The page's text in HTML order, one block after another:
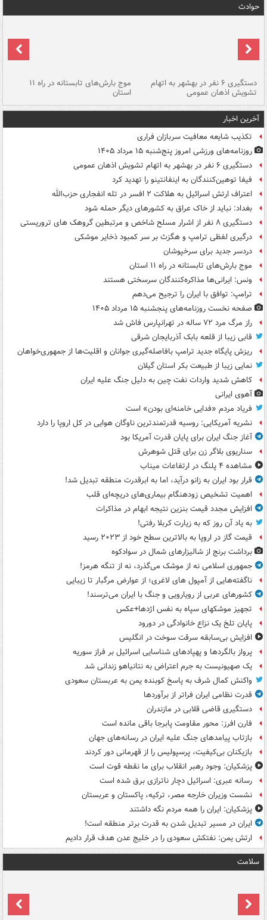
حوادث
دستگیری ۶ نفر در بهشهر به اتهام
تشویش اذهان عمومی
موج بارش‌های تابستانه در راه ۱۱
استان
آخرین اخبار
تکذیب شایعه معافیت سربازان فراری
روزنامه‌های ورزشی امروز پنج‌شنبه ۱۵ مرداد ۱۴۰۵
دستگیری ۶ نفر در بهشهر به اتهام تشویش اذهان عمومی
فیفا توهین‌کنندگان به اینفانتینو را تهدید کرد
اعتراف ارتش اسرائیل به هلاکت ۲ افسر در تله انفجاری حزب‌الله
بغداد: نباید از خاک عراق به کشورهای دیگر حمله شود
دستگیری ۸ نفر از اشرار مسلح شاخص و مرتبطین گروهک های تروریستی
درگیری لفظی ترامپ و هگزث بر سر کمبود ذخایر موشکی
دردسر جدید برای سرخپوشان
موج بارش‌های تابستانه در راه ۱۱ استان
ونس: ایرانی‌ها مذاکره‌کنندگان سرسختی هستند
ترامپ: توافق با ایران را ترجیح می‌دهم
صفحه نخست روزنامه‌های پنجشنبه ۱۵ مرداد ۱۴۰۵
راز مرگ مرد ۷۲ ساله در تهرانپارس فاش شد
قابی زیبا از قلعه بابک آذربایجان شرقی
ریزش پایگاه جدید ترامپ بافاصله‌گیری جوانان و اقلیت‌ها از جمهوری‌خواهان
نمایی زیبا از طبیعت بکر استان گیلان
کاهش شدید واردات نفت چین به دلیل جنگ علیه ایران
آهوی ایرانی
فریاد مردم «فدایی خامنه‌ای بودن» است
نشریه آمریکایی: روسیه قدرتمندترین ناوگان هوایی در کل اروپا را دارد
آغاز جنگ ایران برای پایان قدرت آمریکا بود
سناریوی بلاگر زن برای قتل شوهرش
مشاهده ۴ پلنگ در ارتفاعات میناب
قرار بود ایران به زانو درآید، اما به ابرقدرت منطقه تبدیل شد!
اهمیت تشخیص زودهنگام بیماری‌های دریچه‌ای قلب
افزایش مجدد قیمت بنزین نتیجه ابهام در مذاکرات
به یاد آن روز که به زیارت کربلا رفتی!
قیمت گاز در اروپا به بالاترین سطح خود از ۲۰۲۳ رسید
برداشت برنج از شالیزارهای شمال در سوادکوه
جمهوری اسلامی نه از موشک می‌گذرد، نه از تنگه هرمز!
ناگفته‌هایی از آمپول های لاغری؛ از عوارض مرگبار تا زیبایی
کشورهای عربی از رویارویی و جنگ با ایران می‌ترسند!
تجهیز موشکهای سپاه به نفس اژدها+عکس
پایان تلخ یک نزاع خانوادگی در دورود
افزایش بی‌سابقه سرقت سوخت در انگلیس
پرواز بالگردها و پهپادهای شناسایی اسرائیل بر فراز سوریه
یک صهیونیست به جرم اعتراض به نتانیاهو زندانی شد
واکنش کمال شرف به پاسخ کوبنده یمن به عربستان سعودی
قدرت نظامی ایران فراتر از برآوردها
دستگیری قاضی قلابی در مازندران
فارن افرز: محور مقاومت پابرجا باقی مانده است
بازتاب پیامدهای جنگ علیه ایران در رسانه‌های جهان
بازیکنان بی‌کیفیت، پرسپولیس را از قهرمانی دور کردند
پزشکیان: وجود رهبر انقلاب برای ما نقطه قوت است
رسانه عبری: اسرائیل دچار ناترازی برق شده است
نشست وزیران خارجه مصر، ترکیه، پاکستان و عربستان
پزشکیان: ایران را همه مردم نگه داشتند
ایران در مسیر تبدیل شدن به قدرت برتر منطقه است!
ارتش یمن: نفتکش سعودی را در خلیج عدن هدف قرار دادیم
سلامت